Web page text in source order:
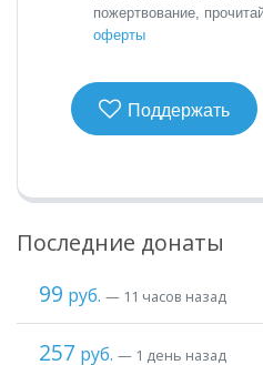
пожертвование,
оферты
Поддержать
Последние донаты
99 руб. — 11 часов назад
257 руб. — 1 день назад